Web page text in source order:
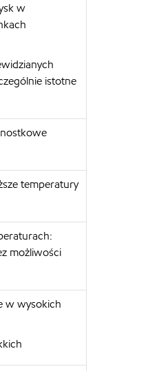
w
istotne
temperatury
możliwości
w wysokich